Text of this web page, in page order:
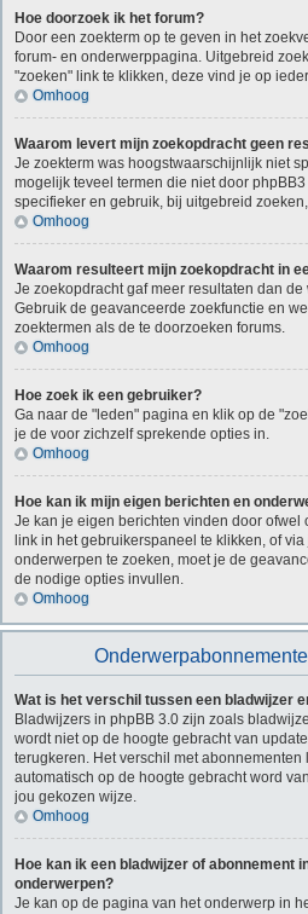
Hoe doorzoek ik het forum?
Door een zoekterm op te geven in het
forum- en onderwerppagina. Uitgebreid
"zoeken" link te klikken, deze vind je op
Omhoog
Waarom levert mijn zoekopdracht geen
Je zoekterm was hoogstwaarschijnlijk niet
mogelijk teveel termen die niet door
specifieker en gebruik, bij uitgebreid
Omhoog
Waarom resulteert mijn zoekopdracht in
Je zoekopdracht gaf meer resultaten dan
Gebruik de geavanceerde zoekfunctie en
zoektermen als de te doorzoeken forums.
Omhoog
Hoe zoek ik een gebruiker?
Ga naar de "leden" pagina en klik op de
je de voor zichzelf sprekende opties in.
Omhoog
Hoe kan ik mijn eigen berichten en
Je kan je eigen berichten vinden door ofwel
link in het gebruikerspaneel te klikken, of
onderwerpen te zoeken, moet je de
de nodige opties invullen.
Omhoog
Wat is het verschil tussen een bladwijzer
Bladwijzers in phpBB 3.0 zijn zoals
wordt niet op de hoogte gebracht van
terugkeren. Het verschil met
automatisch op de hoogte gebracht word
jou gekozen wijze.
Omhoog
Hoe kan ik een bladwijzer of abonnement
onderwerpen?
Je kan op de pagina van het onderwerp in